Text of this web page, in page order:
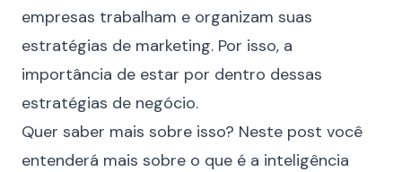
empresas trabalham e organizam suas
estratégias de marketing. Por isso, a
importância de estar por dentro dessas
estratégias de negócio.
Quer saber mais sobre isso? Neste post você
entenderá mais sobre o que é a inteligência